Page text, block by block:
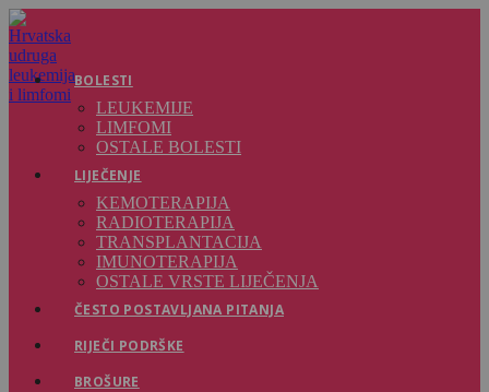
Preskoči
na
sadržaj
BOLESTI
LEUKEMIJE
LIMFOMI
OSTALE BOLESTI
LIJEČENJE
KEMOTERAPIJA
RADIOTERAPIJA
TRANSPLANTACIJA
IMUNOTERAPIJA
OSTALE VRSTE LIJEČENJA
ČESTO POSTAVLJANA PITANJA
RIJEČI PODRŠKE
BROŠURE